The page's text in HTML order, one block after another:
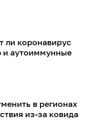
ли коронавирус
и аутоиммунные
в регионах
из-за ковида